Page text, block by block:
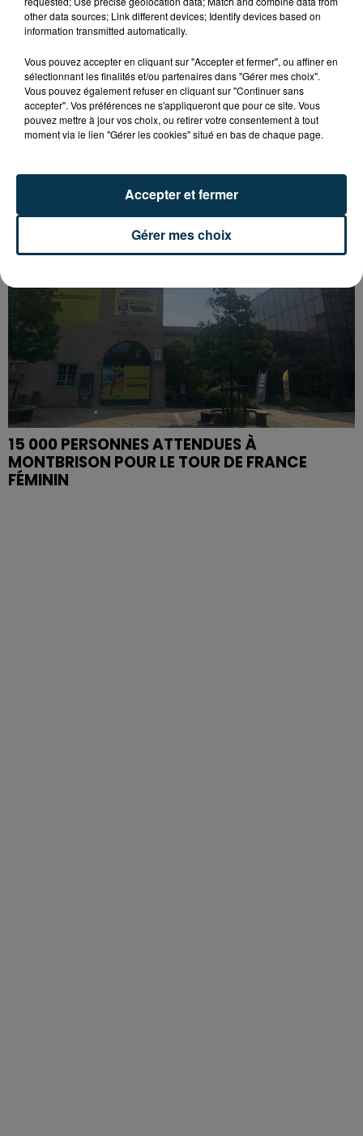
SAINT-ETIENNE : UN ENFANT DÉCÈDE APRÈS
15 000 PERSONNES ATTENDUES À
MONTBRISON POUR LE TOUR DE FRANCE
FÉMININ
other data sources; Link different devices; Identify devices based on
information transmitted automatically.
Vous pouvez accepter en cliquant sur "Accepter et fermer", ou affiner en
sélectionnant les finalités et/ou partenaires dans "Gérer mes choix".
Vous pouvez également refuser en cliquant sur "Continuer sans
accepter". Vos préférences ne s'appliqueront que pour ce site. Vous
pouvez mettre à jour vos choix, ou retirer votre consentement à tout
moment via le lien "Gérer les cookies" situé en bas de chaque page.
Gérer mes choix
Accepter et fermer